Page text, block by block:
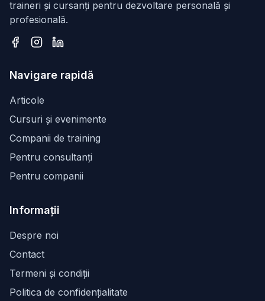
traineri și cursanți pentru dezvoltare personală și
profesională.
Navigare rapidă
Articole
Cursuri și evenimente
Companii de training
Pentru consultanți
Pentru companii
Informații
Despre noi
Contact
Termeni și condiții
Politica de confidențialitate